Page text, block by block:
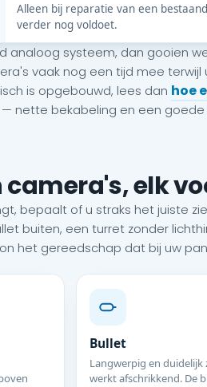
Alleen bij reparatie van een
verder nog voldoet.
analoog systeem, dan gooien
vaak nog een tijd mee
is opgebouwd, lees dan hoe
nette bekabeling en een
elk
bepaalt of u straks het juiste
buiten, een turret zonder
het gereedschap dat bij uw
Bullet
Langwerpig en duidelijk
werkt afschrikkend. De